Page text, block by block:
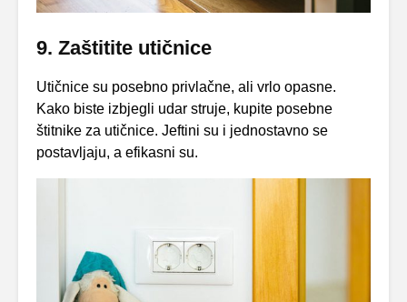
9. Zaštitite utičnice
Utičnice su posebno privlačne, ali vrlo opasne.
Kako biste izbjegli udar struje, kupite posebne
štitnike za utičnice. Jeftini su i jednostavno se
postavljaju, a efikasni su.